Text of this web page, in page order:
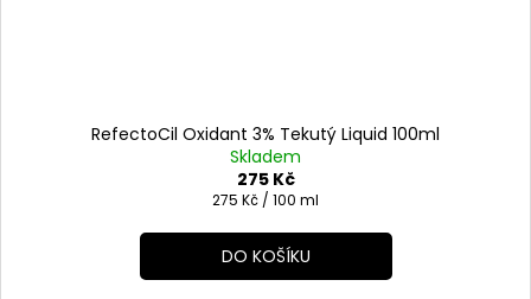
RefectoCil Oxidant 3% Tekutý Liquid 100ml
Skladem
275 Kč
Měrná
275 Kč / 100 ml
DO KOŠÍKU